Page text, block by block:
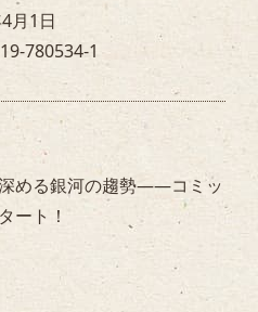
月1日
780534-1
める銀河の趨勢――コミッ
ート！